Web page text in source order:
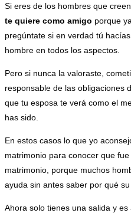
Si eres de los hombres que
te quiere como amigo porque
pregúntate si en verdad tú
hombre en todos los aspectos.
Pero si nunca la valoraste,
responsable de las obligaciones
que tu esposa te verá como el
has sido.
En estos casos lo que yo
matrimonio para conocer que
matrimonio, porque muchos
ayuda sin antes saber por qué
Ahora solo tienes una salida y